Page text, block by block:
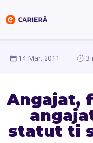
14 Mar. 2011 3
Angajat,
statut ti